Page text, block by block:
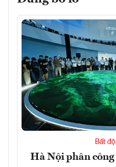
Bất
Hà Nội phân